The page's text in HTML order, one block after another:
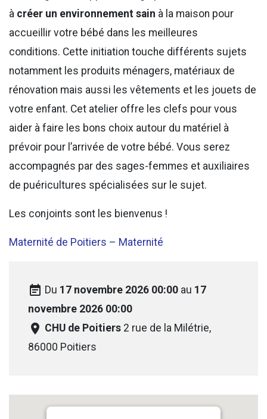
à créer un environnement sain à la maison pour
accueillir votre bébé dans les meilleures
conditions. Cette initiation touche différents sujets
notamment les produits ménagers, matériaux de
rénovation mais aussi les vêtements et les jouets de
votre enfant. Cet atelier offre les clefs pour vous
aider à faire les bons choix autour du matériel à
prévoir pour l’arrivée de votre bébé. Vous serez
accompagnés par des sages-femmes et auxiliaires
de puéricultures spécialisées sur le sujet.
Les conjoints sont les bienvenus !
Maternité de Poitiers – Maternité
event_note Du 17 novembre 2026 00:00 au 17
novembre 2026 00:00
room CHU de Poitiers 2 rue de la Milétrie,
86000 Poitiers